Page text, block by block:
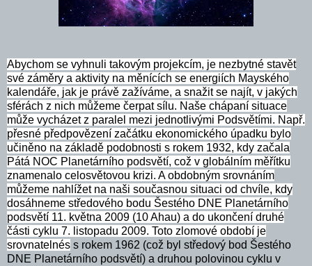
Abychom se vyhnuli takovým projekcím, je nezbytné stavět
své záměry a aktivity na měnících se energiích Mayského
kalendáře, jak je právě zažíváme, a snažit se najít, v jakých
sférách z nich můžeme čerpat sílu. Naše chápaní situace
může vycházet z paralel mezi jednotlivými Podsvětími. Např.
přesné předpovězení začátku ekonomického úpadku bylo
učiněno na základě podobnosti s rokem 1932, kdy začala
Pátá NOC Planetárního podsvětí, což v globálním měřítku
znamenalo celosvětovou krizi. A obdobným srovnáním
můžeme nahlížet na naši současnou situaci od chvíle, kdy
dosáhneme středového bodu Šestého DNE Planetárního
podsvětí 11. května 2009 (10 Ahau) a do ukončení druhé
části cyklu 7. listopadu 2009. Toto zlomové období je
srovnatelnés s rokem 1962 (což byl středový bod Šestého
DNE Planetárního podsvětí) a druhou polovinou cyklu v